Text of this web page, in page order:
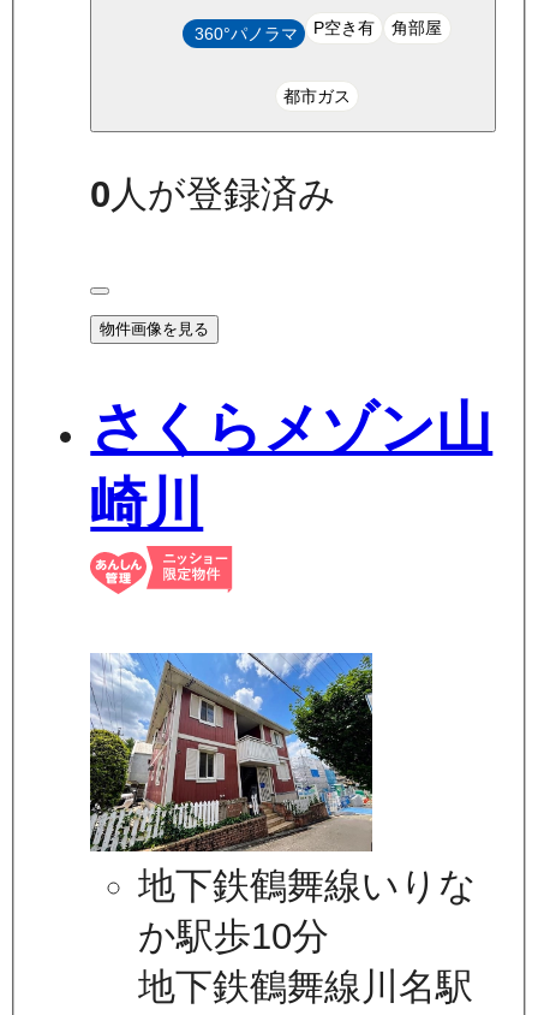
360°パノラマ P空き有 角部屋
都市ガス
0 人が登録済み
物件画像を見る
さくらメゾン山
崎川
地下鉄鶴舞線いりな
か駅歩10分
地下鉄鶴舞線川名駅